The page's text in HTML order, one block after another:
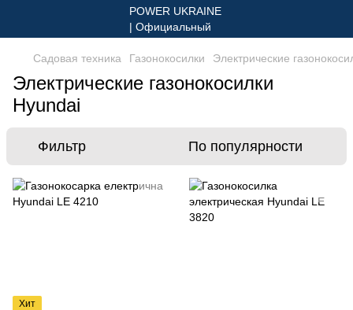
Садовая техника Газонокосилки Электрические
Электрические газонокосилки
Hyundai
Фильтр По популярности
Хит